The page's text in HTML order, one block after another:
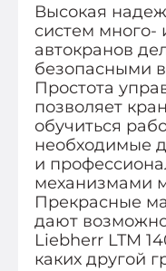
Высокая
систем много-
автокранов
безопасными
Простота
позволяет
обучиться
необходимые
и
механизмами
Прекрасные
дают
Liebherr LTM
каких другой